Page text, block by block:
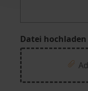
Datei hochladen